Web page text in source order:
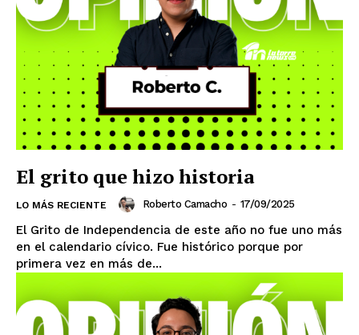
El grito que hizo historia
LO MÁS RECIENTE Roberto Camacho - 17/09/2025
El Grito de Independencia de este año no fue uno más
en el calendario cívico. Fue histórico porque por
primera vez en más de...